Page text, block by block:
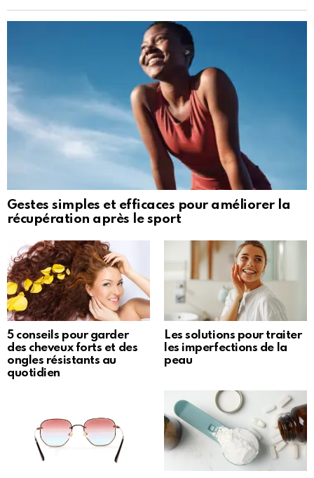
Gestes simples et efficaces pour améliorer la
récupération après le sport
5 conseils pour garder
des cheveux forts et des
ongles résistants au
quotidien
Les solutions pour traiter
les imperfections de la
peau